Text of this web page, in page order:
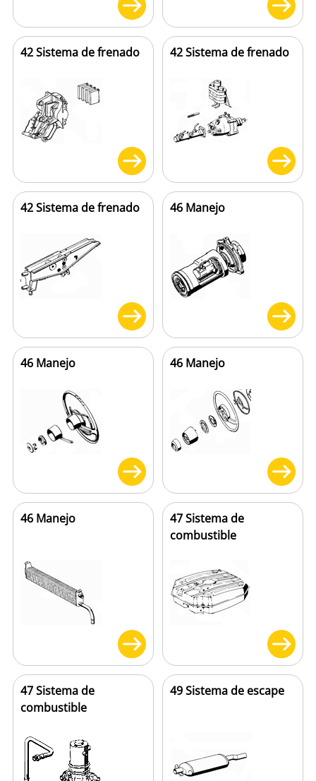
42 Sistema de frenado 42 Sistema de frenado
42 Sistema de frenado 46 Manejo
46 Manejo 46 Manejo
46 Manejo
47 Sistema de
combustible
47 Sistema de
combustible
49 Sistema de escape